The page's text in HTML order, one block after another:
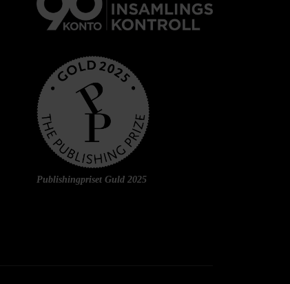
Publishingpriset Guld 2025